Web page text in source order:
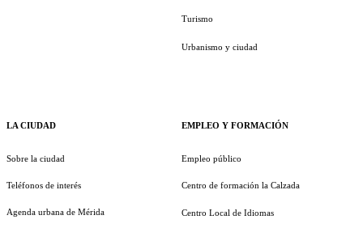
LA CIUDAD
Sobre la ciudad
Teléfonos de interés
Agenda urbana de Mérida
Turismo
Urbanismo y ciudad
EMPLEO Y FORMACIÓN
Empleo público
Centro de formación la Calzada
Centro Local de Idiomas